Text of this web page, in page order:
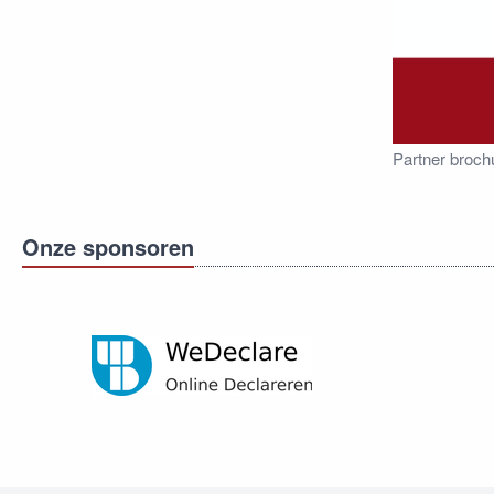
Partner
Onze sponsoren